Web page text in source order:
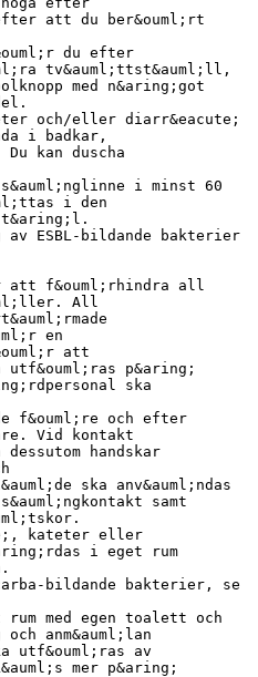
att du ber&ouml;rt
du efter
tv&auml;ttst&auml;ll,
med n&aring;got
och/eller diarr&eacute;
i badkar,
Du kan duscha
i minst 60
i den
t&aring;l.
av ESBL-bildande bakterier
att f&ouml;rhindra all
All
en
att
utf&ouml;ras p&aring;
ska
f&ouml;re och efter
Vid kontakt
handskar
ska anv&auml;ndas
samt
kateter eller
i eget rum
bildande bakterier, se
med egen toalett och
anm&auml;lan
utf&ouml;ras av
mer p&aring;